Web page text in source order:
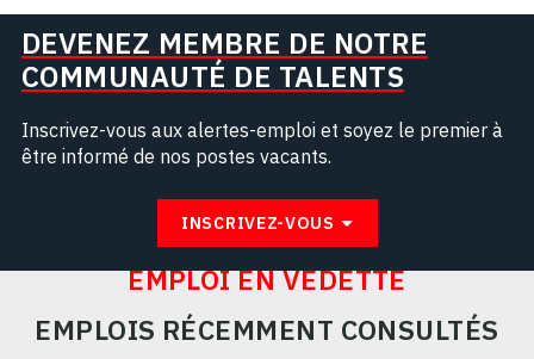
DEVENEZ MEMBRE DE NOTRE
COMMUNAUTÉ DE TALENTS
Inscrivez-vous aux alertes-emploi et soyez le premier à
être informé de nos postes vacants.
INSCRIVEZ-VOUS
EMPLOI EN VEDETTE
EMPLOIS RÉCEMMENT CONSULTÉS